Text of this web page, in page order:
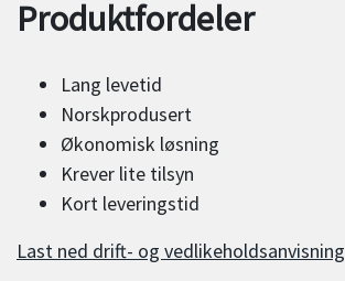
Produktfordeler
Lang levetid
Norskprodusert
Økonomisk løsning
Krever lite tilsyn
Kort leveringstid
Last ned drift- og vedlikeholdsanvisning